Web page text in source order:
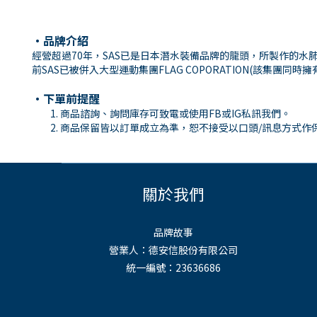
・品牌介紹
經營超過70年，SAS已是日本潛水裝備品牌的龍頭，所製作的
前SAS已被併入大型運動集團FLAG COPORATION(該集團同時
・下單前提醒
商品諮詢、詢問庫存可致電或使用FB或IG私訊我們。
商品保留皆以訂單成立為準，恕不接受以口頭/訊息方式作
關於我們
品牌故事
營業人：德安信股份有限公司
統一編號：23636686